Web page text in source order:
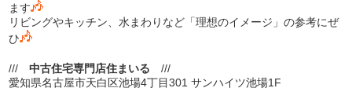
ます
リビングやキッチン、水まわりなど「理想のイメージ」の参考にぜ
ひ
///中古住宅専門店住まいる ///
愛知県名古屋市天白区池場4丁目301 サンハイツ池場1F